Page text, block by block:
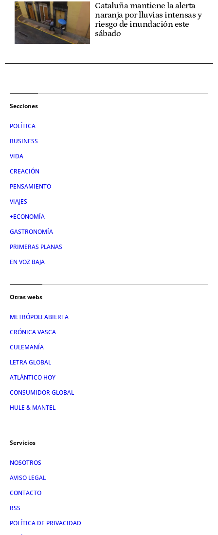
Cataluña mantiene la alerta
naranja por lluvias intensas y
riesgo de inundación este
sábado
Secciones
POLÍTICA
BUSINESS
VIDA
CREACIÓN
PENSAMIENTO
VIAJES
+ECONOMÍA
GASTRONOMÍA
PRIMERAS PLANAS
EN VOZ BAJA
Otras webs
METRÓPOLI ABIERTA
CRÓNICA VASCA
CULEMANÍA
LETRA GLOBAL
ATLÁNTICO HOY
CONSUMIDOR GLOBAL
HULE & MANTEL
Servicios
NOSOTROS
AVISO LEGAL
CONTACTO
RSS
POLÍTICA DE PRIVACIDAD